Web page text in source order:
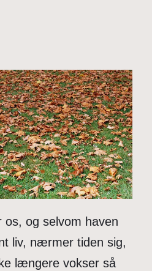
os, og selvom haven
liv, nærmer tiden sig,
længere vokser så